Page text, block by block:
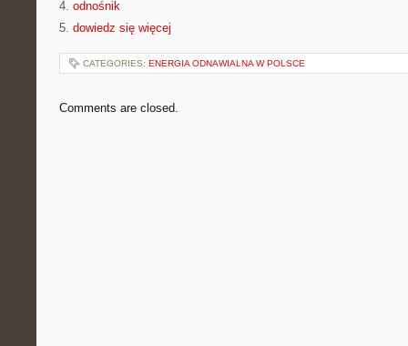
4. odnośnik
5. dowiedz się więcej
CATEGORIES: ENERGIA ODNAWIALNA W POLSCE
Comments are closed.